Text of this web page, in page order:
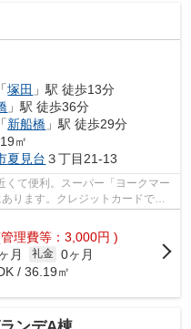
「塚田 」駅 徒歩13分
」駅 徒歩36分
「新船橋 」駅 徒歩29分
㎡
夏見台 ３丁目21-13
くて便利。スーパー「ヨークマー
ります。クレジットカードで初
理費等：3,000円 )
月 礼金 0ヶ月
/ 36.19㎡